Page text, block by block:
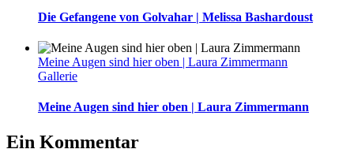
Die Gefangene von Golvahar | Melissa Bashardoust
Meine Augen sind hier oben | Laura Zimmermann
Gallerie
Meine Augen sind hier oben | Laura Zimmermann
Ein Kommentar